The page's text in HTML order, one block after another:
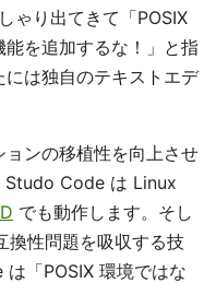
ゃり出てきて「POSIX
を追加するな！」と指
は独自のテキストエデ
ンの移植性を向上させ
Studo Code は Linux
でも動作します。そし
換性問題を吸収する技
「POSIX 環境ではな